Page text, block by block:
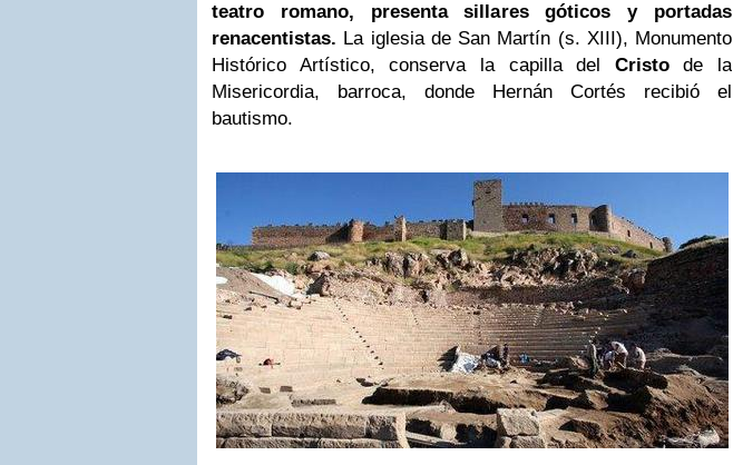
teatro romano, presenta sillares góticos y portadas
renacentistas. La iglesia de San Martín (s. XIII), Monumento
Histórico Artístico, conserva la capilla del Cristode la
Misericordia, barroca, donde Hernán Cortés recibió el
bautismo.